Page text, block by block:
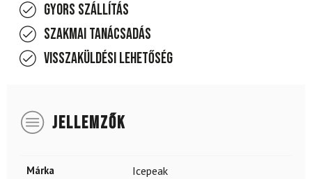
Gyors szállítás
Szakmai tanácsadás
Visszaküldési lehetőség
JELLEMZŐK
Márka Icepeak